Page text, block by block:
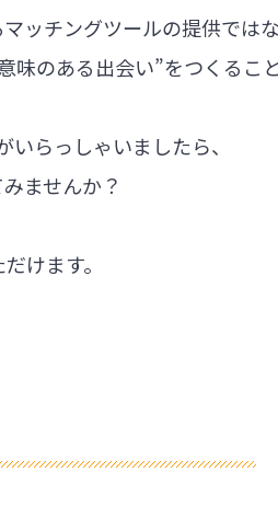
ッチングツールの提供では
味のある出会い”をつくるこ
らっしゃいましたら、
ませんか？
けます。